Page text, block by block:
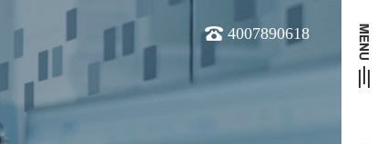
4007890618